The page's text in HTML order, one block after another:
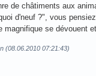
de châtiments aux
d'neuf ?", vous
magnifique se dévouent
(08.06.2010 07:21:43)